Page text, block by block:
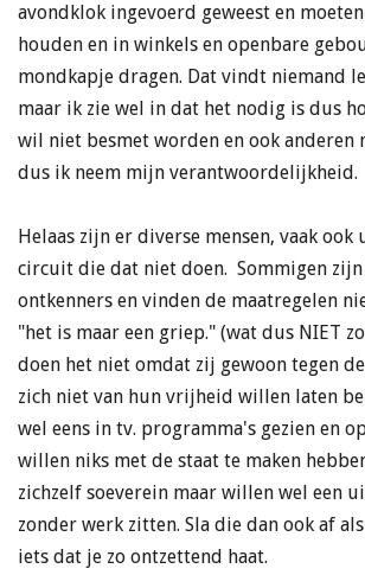
avondklok ingevoerd geweest en
houden en in winkels en openbare
mondkapje dragen. Dat vindt niemand
maar ik zie wel in dat het nodig is dus
wil niet besmet worden en ook anderen
dus ik neem mijn verantwoordelijkheid.
Helaas zijn er diverse mensen, vaak
circuit die dat niet doen. Sommigen zijn
ontkenners en vinden de maatregelen
"het is maar een griep." (wat dus NIET
doen het niet omdat zij gewoon tegen
zich niet van hun vrijheid willen laten
wel eens in tv. programma's gezien en
willen niks met de staat te maken
zichzelf soeverein maar willen wel een
zonder werk zitten. Sla die dan ook af
iets dat je zo ontzettend haat.